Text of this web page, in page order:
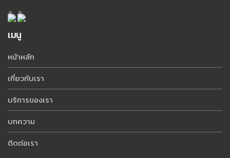
เมนู
หน้าหลัก
เกี่ยวกับเรา
บริการของเรา
บทความ
ติดต่อเรา